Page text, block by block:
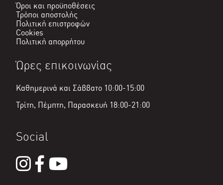
Όροι και προϋποθέσεις
Τρόποι αποστολής
Πολιτική επιστροφών
Cookies
Πολιτική απορρήτου
Ώρες επικοινωνίας
Καθημερινά και Σάββατο 10:00-15:00
Τρίτη, Πέμπτη, Παρασκευή 18:00-21:00
Social